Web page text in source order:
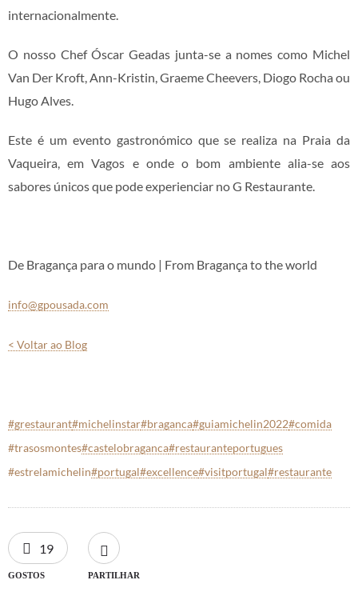
internacionalmente.
O nosso Chef Óscar Geadas junta-se a nomes como Michel
Van Der Kroft, Ann-Kristin, Graeme Cheevers, Diogo Rocha ou
Hugo Alves.
Este é um evento gastronómico que se realiza na Praia da
Vaqueira, em Vagos e onde o bom ambiente alia-se aos
sabores únicos que pode experienciar no G Restaurante.
De Bragança para o mundo | From Bragança to the world
info@gpousada.com
< Voltar ao Blog
#grestaurant#michelinstar#braganca#guiamichelin2022#comida
#trasosmontes#castelobraganca#restauranteportugues
#estrelamichelin#portugal#excellence#visitportugal#restaurante
19
GOSTOS PARTILHAR